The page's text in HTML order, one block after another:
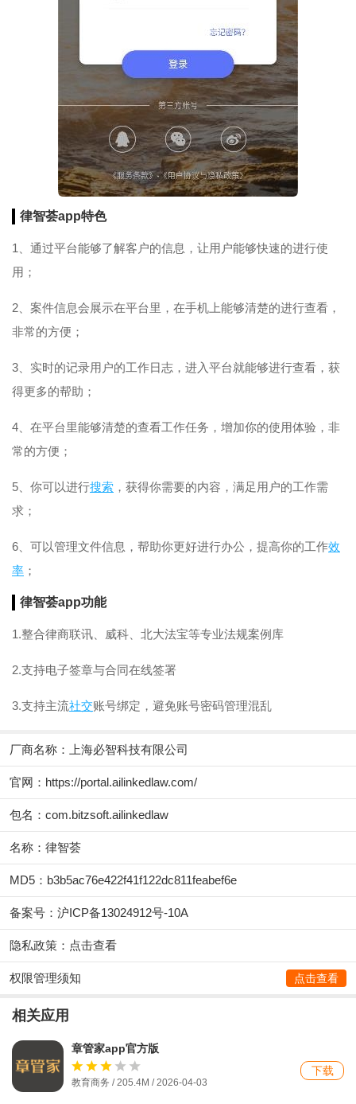
律智荟app特色
1、通过平台能够了解客户的信息，让用户能够快速的进行使
用；
2、案件信息会展示在平台里，在手机上能够清楚的进行查看，
非常的方便；
3、实时的记录用户的工作日志，进入平台就能够进行查看，获
得更多的帮助；
4、在平台里能够清楚的查看工作任务，增加你的使用体验，非
常的方便；
5、你可以进行搜索 ，获得你需要的内容，满足用户的工作需
求；
6、可以管理文件信息，帮助你更好进行办公，提高你的工作效
率 ；
律智荟app功能
1.整合律商联讯、威科、北大法宝等专业法规案例库
2.支持电子签章与合同在线签署
3.支持主流社交账号绑定，避免账号密码管理混乱
厂商名称： 上海必智科技有限公司
官网： https://portal.ailinkedlaw.com/
包名：com.bitzsoft.ailinkedlaw
名称：律智荟
MD5：b3b5ac76e422f41f122dc811feabef6e
备案号：沪ICP备13024912号-10A
隐私政策： 点击查看
权限管理须知 点击查看
相关应用
章管家app官方版
教育商务 / 205.4M / 2026-04-03
下载